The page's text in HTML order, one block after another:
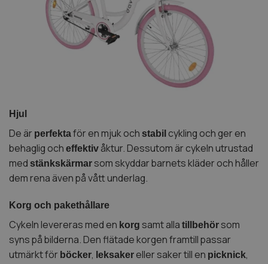
Hjul
De är perfektaför en mjuk och stabil cykling och ger en
behaglig och effektiv åktur. Dessutom är cykeln utrustad
med stänkskärmar som skyddar barnets kläder och håller
dem rena även på vått underlag.
Korg och pakethållare
Cykeln levereras med en korg samt alla tillbehör som
syns på bilderna. Den flätade korgen framtill passar
utmärkt för böcker, leksaker eller saker till en picknick,